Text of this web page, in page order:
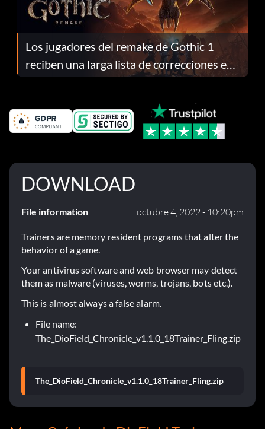
Los jugadores del remake de Gothic 1
reciben una larga lista de correcciones en
el parche 1.0.4
DOWNLOAD
File information octubre 4, 2022 - 10:20pm
Trainers are memory resident programs that alter the
behavior of a game.
Your antivirus software and web browser may detect
them as malware (viruses, worms, trojans, bots etc.).
This is almost always a false alarm.
File name:
The_DioField_Chronicle_v1.1.0_18Trainer_Fling.zip
The_DioField_Chronicle_v1.1.0_18Trainer_Fling.zip